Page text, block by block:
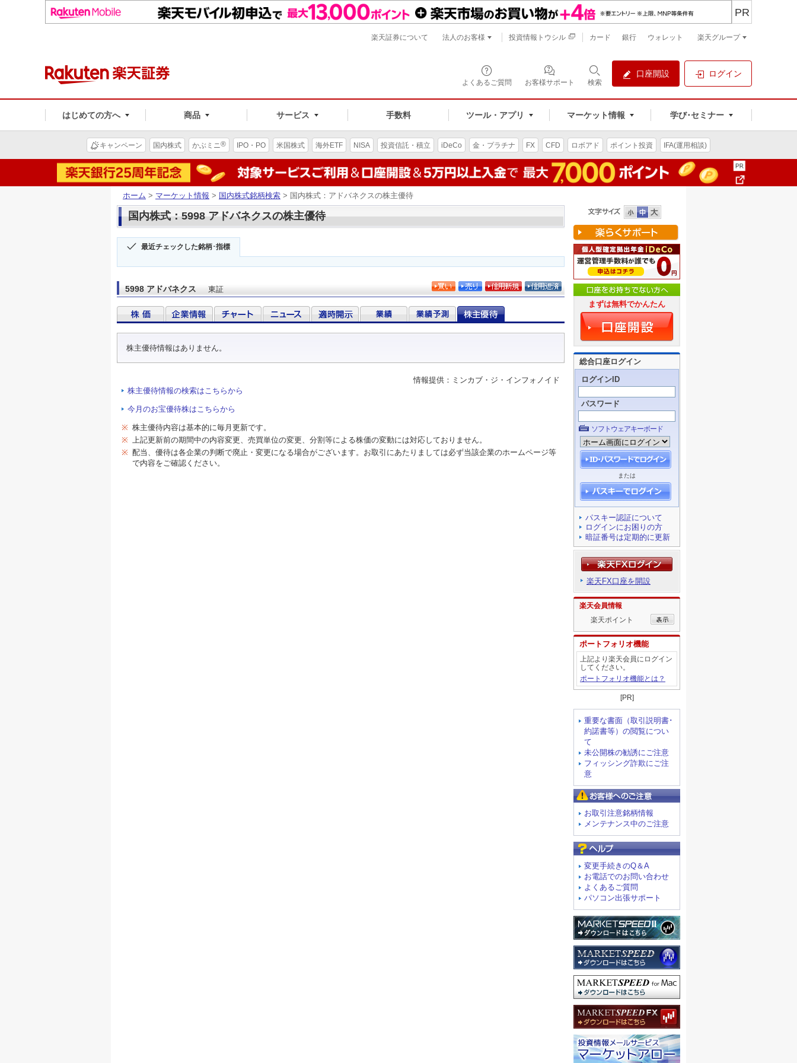
よくあるご質問 お客様サポート 検索
口座開設 ログイン
はじめての方へ 商品 サービス 手数料 ツール・アプリ マーケット情報 学び･セミナー
PR
楽天証券について 法人のお客様 投資情報トウシル カード 銀行 ウォレット 楽天グループ
キャンペーン 国内株式 かぶミニ® IPO・PO 米国株式 海外ETF NISA 投資信託・積立 iDeCo 金・プラチナ FX CFD ロボアド ポイント投資 IFA(運用相談)
ホーム > マーケット情報 > 国内株式銘柄検索 > 国内株式：アドバネクスの株主優待
国内株式：5998 アドバネクスの株主優待
最近チェックした銘柄･指標
5998 アドバネクス 東証
株主優待情報はありません。
情報提供：ミンカブ・ジ・インフォノイド
株主優待情報の検索はこちらから
今月のお宝優待株はこちらから
※ 株主優待内容は基本的に毎月更新です。
※ 上記更新前の期間中の内容変更、売買単位の変更、分割等による株価の変動には対応しておりません。
※ 配当、優待は各企業の判断で廃止・変更になる場合がございます。お取引にあたりましては必ず当該企業のホームページ等
で内容をご確認ください。
まずは無料でかんたん
総合口座ログイン
ログインID
パスワード
ソフトウェアキーボード
または
パスキー認証について
ログインにお困りの方
暗証番号は定期的に更新
楽天FX口座を開設
楽天会員情報
楽天ポイント
ポートフォリオ機能
上記より楽天会員にログイン
してください。
ポートフォリオ機能とは？
[PR]
重要な書面（取引説明書･
約諾書等）の閲覧につい
て
未公開株の勧誘にご注意
フィッシング詐欺にご注
意
お取引注意銘柄情報
メンテナンス中のご注意
変更手続きのQ＆A
お電話でのお問い合わせ
よくあるご質問
パソコン出張サポート